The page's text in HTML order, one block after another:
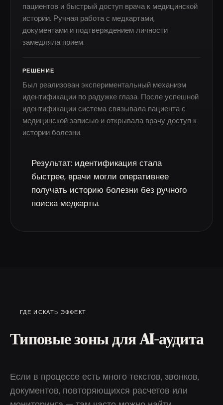
пациентов и быстрый доступ врача к медицинской
истории. Ручная работа с медкартами,
документами и подтверждением личности
замедляла прием.
РЕШЕНИЕ
Был реализован экспериментальный механизм
идентификации по радужке глаза. После успешной
идентификации система связывала пациента с
медицинской записью и открывала врачу доступ к
истории болезни.
Результат: идентификация стала
быстрее, врачи могли оперативнее
получать историю болезни без ручного
поиска медкарты.
ГДЕ ИСКАТЬ ЭФФЕКТ
Типовые зоны для AI-аудита
Если в процессе есть много текстов, звонков,
документов, повторяющихся расчетов или